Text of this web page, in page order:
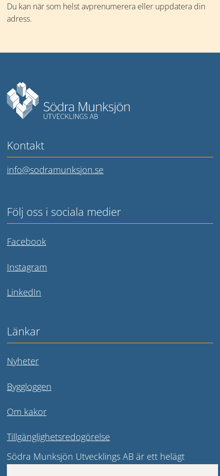
Du kan när som helst avprenumerera eller uppdatera din
adress.
Kontakt
info@sodramunksjon.se
Följ oss i sociala medier
FacebookLänk till annan webbplats.
InstagramLänk till annan webbplats.
LinkedInLänk till annan webbplats.
Länkar
Nyheter
Byggloggen
Om kakor
Tillgänglighetsredogörelse
Södra Munksjön Utvecklings AB är ett helägt